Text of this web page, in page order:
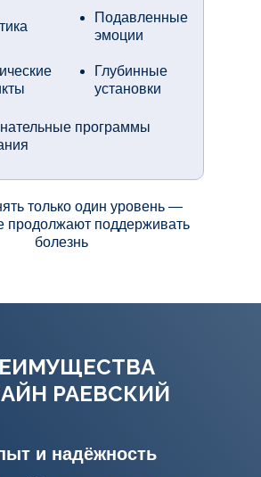
только один уровень —
продолжают поддерживать
болезнь
Подавленные
эмоции
Глубинные
установки
программы
РАЕВСКИЙ
и надёжность